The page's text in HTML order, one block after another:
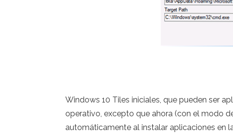
Windows 10 Tiles iniciales, que pueden ser
operativo, excepto que ahora (con el modo
automáticamente al instalar aplicaciones en